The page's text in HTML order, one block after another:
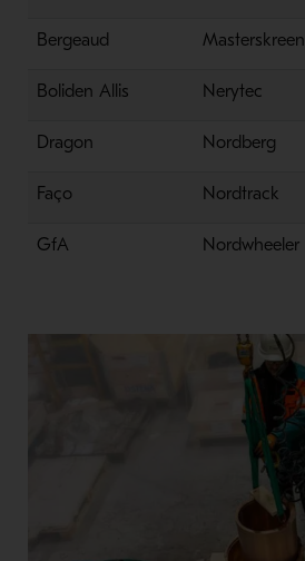
Bergeaud Masterskreen
Boliden Allis Nerytec
Dragon Nordberg
Faço Nordtrack
GfA Nordwheeler